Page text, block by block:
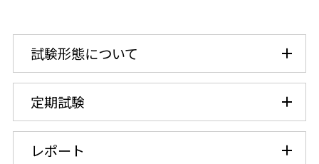
信濃町
芝共立
試験形態について
定期試験
レポート